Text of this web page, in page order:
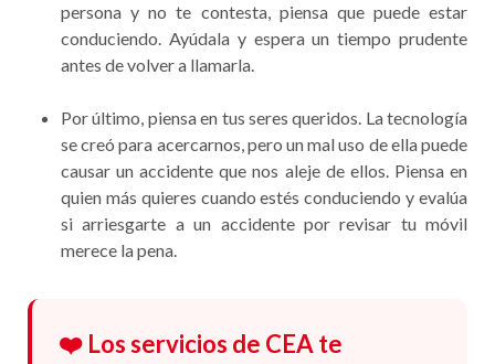
persona y no te contesta, piensa que puede estar
conduciendo. Ayúdala y espera un tiempo prudente
antes de volver a llamarla.
Por último, piensa en tus seres queridos. La tecnología
se creó para acercarnos, pero un mal uso de ella puede
causar un accidente que nos aleje de ellos. Piensa en
quien más quieres cuando estés conduciendo y evalúa
si arriesgarte a un accidente por revisar tu móvil
merece la pena.
❤️ Los servicios de CEA te